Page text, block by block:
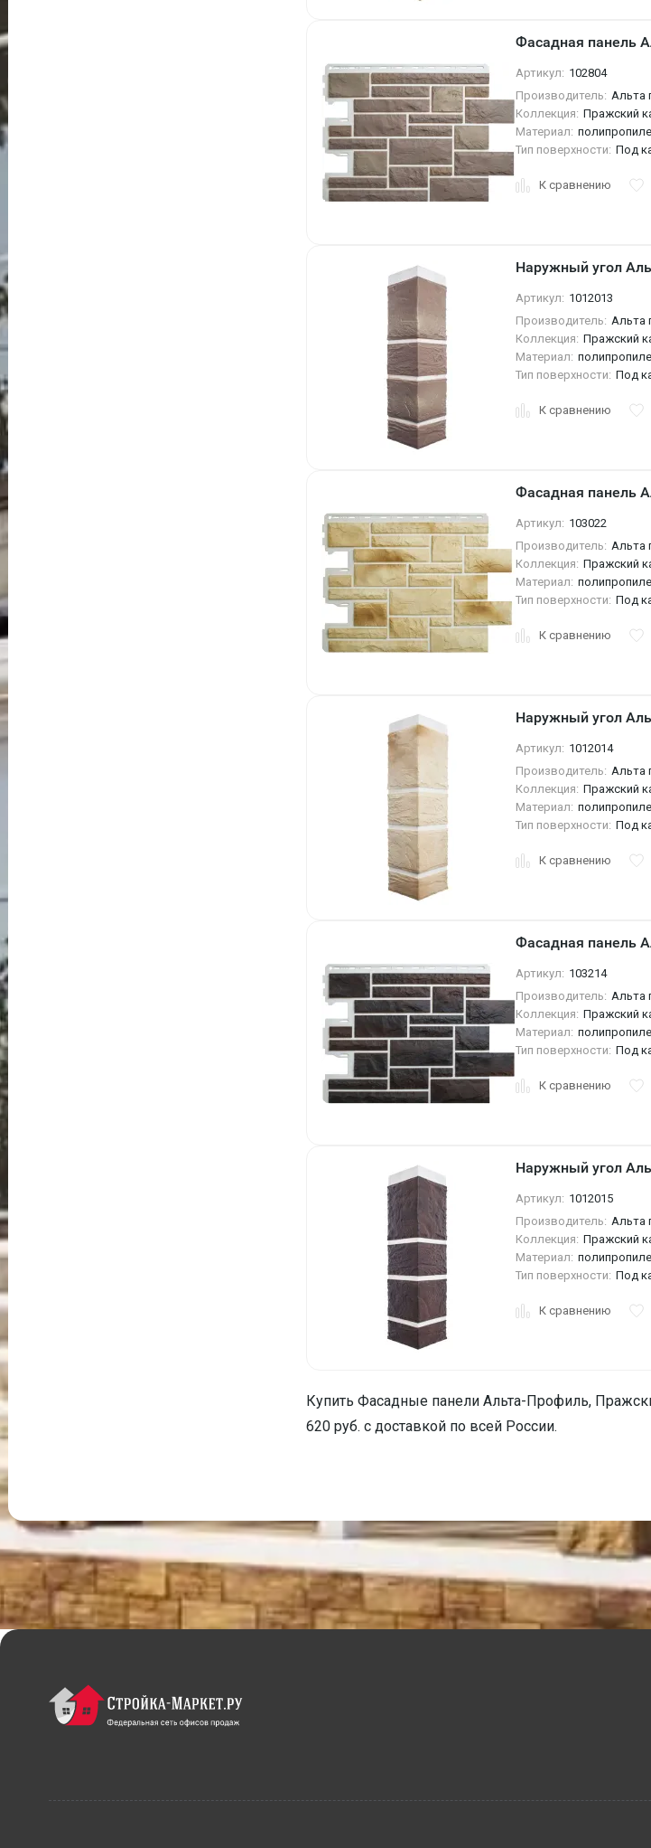
Фасадная панель
Артикул: 102804
Производитель: Альта
Коллекция: Пражский
Материал:
Тип поверхности: Под
К сравнению
Наружный угол
Артикул: 1012013
Производитель: Альта
Коллекция: Пражский
Материал:
Тип поверхности: Под
К сравнению
Фасадная панель
Артикул: 103022
Производитель: Альта
Коллекция: Пражский
Материал:
Тип поверхности: Под
К сравнению
Наружный угол
Артикул: 1012014
Производитель: Альта
Коллекция: Пражский
Материал:
Тип поверхности: Под
К сравнению
Фасадная панель
Артикул: 103214
Производитель: Альта
Коллекция: Пражский
Материал:
Тип поверхности: Под
К сравнению
Наружный угол
Артикул: 1012015
Производитель: Альта
Коллекция: Пражский
Материал:
Тип поверхности: Под
К сравнению
Купить Фасадные панели Альта-Профиль,
620 руб. с доставкой по всей России.